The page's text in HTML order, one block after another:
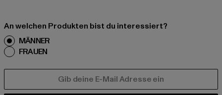
An welchen Produkten bist du interessiert?
MÄNNER
FRAUEN